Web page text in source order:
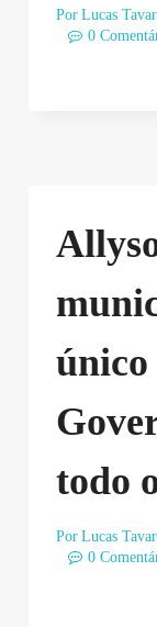
Por Lucas
0
único
todo
Por Lucas
0